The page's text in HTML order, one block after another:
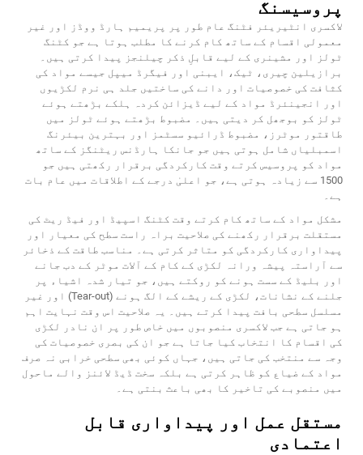
پروسیسنگ
لاکسری انٹیریئر فٹنگ عام طور پر پریمیم ہارڈ ووڈز اور غیر
معمولی اقسام کے ساتھ کام کرنے کا مطلب ہوتا ہے جو کٹنگ
ٹولز اور مشینری کے لیے قابلِ ذکر چیلنجز پیدا کرتی ہیں۔
برازیلین چیری، ٹیک، ایبنی اور فیگرڈ میپل جیسے مواد کی
کثافت کی خصوصیات اور دانے کی ساختیں جلد ہی نرم لکڑیوں
اور انجینئرڈ مواد کے لیے ڈیزائن کردہ ہلکے بڑھتے ہوئے
ٹولز کو بوجھل کر دیتی ہیں۔ مضبوط بڑھتے ہوئے ٹولز میں
طاقتور موٹرز، مضبوط ڈرائیو سسٹمز اور بہترین بیئرنگ
اسمبلیاں شامل ہوتی ہیں جو جانکا ہارڈنس ریٹنگز کے ساتھ
مواد کو پروسیس کرتے وقت کارکردگی برقرار رکھتی ہیں جو
1500 سے زیادہ ہوتی ہے، جو اعلیٰ درجے کے اطلاقات میں عام بات
ہے۔
مشکل مواد کے ساتھ کام کرتے وقت کٹنگ اسپیڈ اور فیڈ ریٹ کی
مستقلت برقرار رکھنے کی صلاحیت براہ راست سطح کی معیار اور
پیداواری کارکردگی کو متاثر کرتی ہے۔ مناسب طاقت کے ذخائر
سے آراستہ پیشہ ورانہ لکڑی کے کام کے آلات موٹر کے دب جانے
اور بلیڈ کے سست ہونے کو روکتے ہیں، جو تیار شدہ اشیاء پر
جلنے کے نشانات، لکڑی کے ریشے کے الگ ہونے (Tear-out) اور غیر
مسلسل سطحی بافت پیدا کرتے ہیں۔ یہ صلاحیت اس وقت نہایت اہم
ہو جاتی ہے جب لاکسری منصوبوں میں خاص طور پر ان نادر لکڑی
کی اقسام کا انتخاب کیا جاتا ہے جو ان کی بصری خصوصیات کی
وجہ سے منتخب کی جاتی ہیں، جہاں کوئی بھی سطحی خرابی نہ صرف
مواد کے ضیاع کو ظاہر کرتی ہے بلکہ سخت ڈیڈ لائنز والے ماحول
میں منصوبے کی تاخیر کا بھی باعث بنتی ہے۔
مستقل عمل اور پیداواری قابل
اعتمادی